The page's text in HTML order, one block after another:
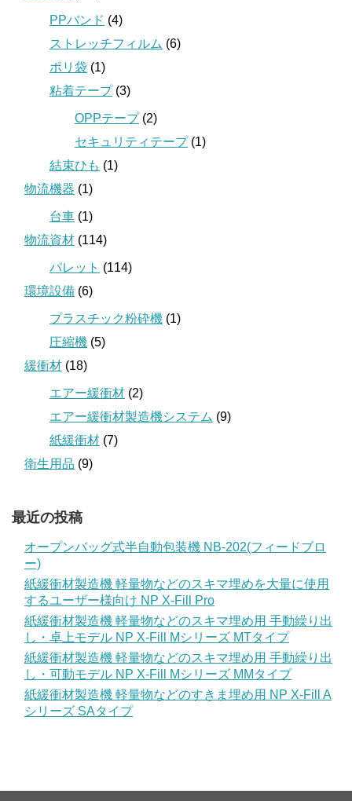
PPバンド (4)
ストレッチフィルム (6)
ポリ袋 (1)
粘着テープ(3)
OPPテープ(2)
セキュリティテープ(1)
結束ひも (1)
物流機器 (1)
台車 (1)
物流資材 (114)
パレット (114)
環境設備 (6)
プラスチック粉砕機 (1)
圧縮機 (5)
緩衝材 (18)
エアー緩衝材 (2)
エアー緩衝材製造機システム (9)
紙緩衝材 (7)
衛生用品 (9)
最近の投稿
オープンバッグ式半自動包装機 NB-202(フィードブロ
ー)
紙緩衝材製造機 軽量物などのスキマ埋めを大量に使用
するユーザー様向け NP X-Fill Pro
紙緩衝材製造機 軽量物などのスキマ埋め用 手動繰り出
し・卓上モデル NP X-Fill Mシリーズ MTタイプ
紙緩衝材製造機 軽量物などのスキマ埋め用 手動繰り出
し・可動モデル NP X-Fill Mシリーズ MMタイプ
紙緩衝材製造機 軽量物などのすきま埋め用 NP X-Fill A
シリーズ SAタイプ